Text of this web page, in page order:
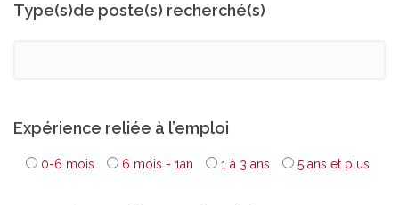
Type(s)de poste(s) recherché(s)
Expérience reliée à l’emploi
0-6 mois 6 mois - 1an 1 à 3 ans 5 ans et plus